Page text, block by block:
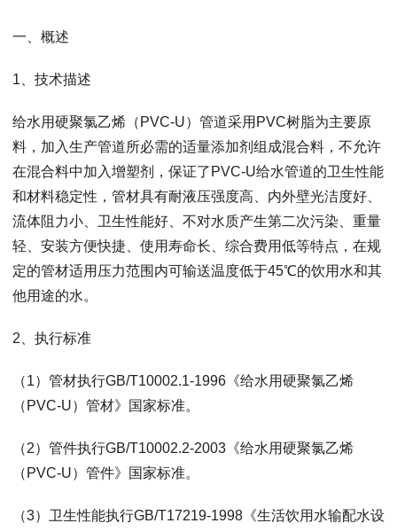
一、概述
1、技术描述
给水用硬聚氯乙烯（PVC-U）管道采用PVC树脂为主要原
料，加入生产管道所必需的适量添加剂组成混合料，不允许
在混合料中加入增塑剂，保证了PVC-U给水管道的卫生性能
和材料稳定性，管材具有耐液压强度高、内外壁光洁度好、
流体阻力小、卫生性能好、不对水质产生第二次污染、重量
轻、安装方便快捷、使用寿命长、综合费用低等特点，在规
定的管材适用压力范围内可输送温度低于45℃的饮用水和其
他用途的水。
2、执行标准
（1）管材执行GB/T10002.1-1996《给水用硬聚氯乙烯
（PVC-U）管材》国家标准。
（2）管件执行GB/T10002.2-2003《给水用硬聚氯乙烯
（PVC-U）管件》国家标准。
（3）卫生性能执行GB/T17219-1998《生活饮用水输配水设